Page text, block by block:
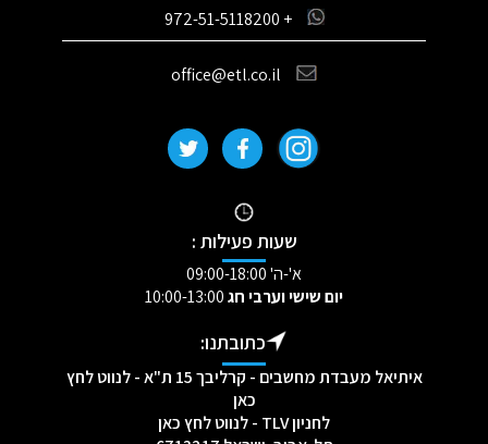
+ 972-51-5118200
office@etl.co.il
שעות פעילות :
א'-ה' 09:00-18:00
יום שישי וערבי חג
כתובתנו:
איתיאל מעבדת מחשבים - קרליבך 15 ת"א - לנווט לחץ
כאן
לחניון TLV - לנווט לחץ כאן